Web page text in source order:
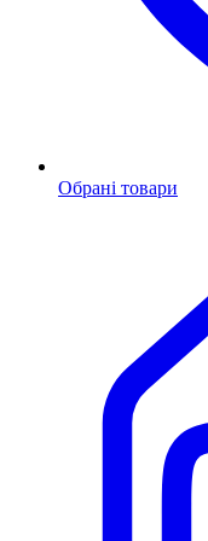
Обрані товари